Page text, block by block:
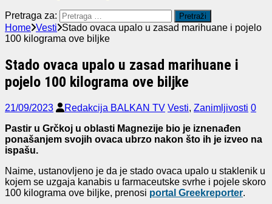
Pretraga za:
Home Vesti Stado ovaca upalo u zasad marihuane i pojelo
100 kilograma ove biljke
Stado ovaca upalo u zasad marihuane i
pojelo 100 kilograma ove biljke
21/09/2023 Redakcija BALKAN TV Vesti, Zanimljivosti 0
Pastir u Grčkoj u oblasti Magnezije bio je iznenađen
ponašanjem svojih ovaca ubrzo nakon što ih je izveo na
ispašu.
Naime, ustanovljeno je da je stado ovaca upalo u staklenik u
kojem se uzgaja kanabis u farmaceutske svrhe i pojele skoro
100 kilograma ove biljke, prenosi portal Greekreporter.